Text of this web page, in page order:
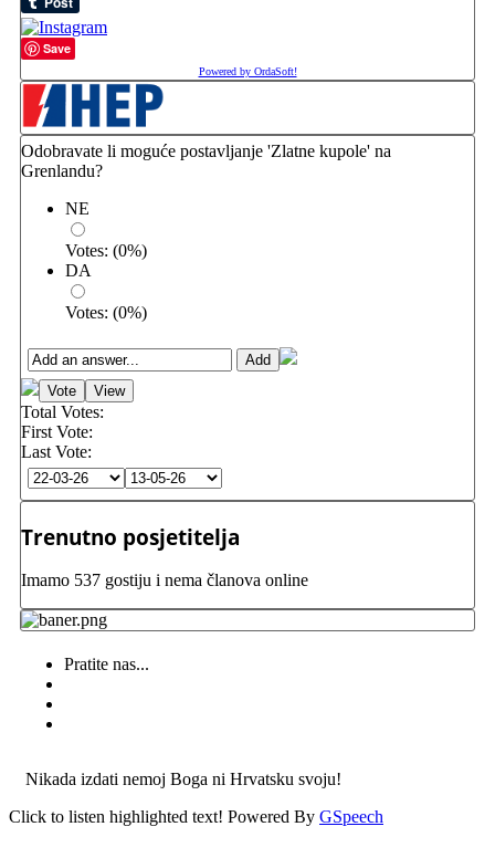
Save
Powered by OrdaSoft!
Odobravate li moguće postavljanje 'Zlatne kupole' na
Grenlandu?
NE
Votes: (0%)
DA
Votes: (0%)
Total Votes:
First Vote:
Last Vote:
Trenutno posjetitelja
Imamo 537 gostiju i nema članova online
Pratite nas...
Nikada izdati nemoj Boga ni Hrvatsku svoju!
Click to listen highlighted text! Powered By GSpeech